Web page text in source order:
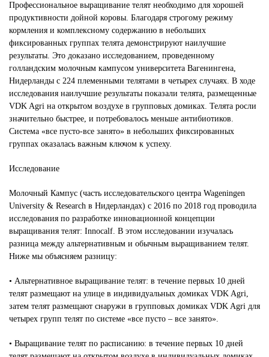
Профессиональное выращивание телят необходимо для хорошей
продуктивности дойной коровы. Благодаря строгому режиму
кормления и комплексному содержанию в небольших
фиксированных группах телята демонстрируют наилучшие
результаты. Это доказано исследованием, проведенному
голландским молочным кампусом университета Вагенингена,
Нидерланды с 224 племенными телятами в четырех случаях. В ходе
исследования наилучшие результаты показали телята, размещенные
VDK Agri на открытом воздухе в групповых домиках. Телята росли
значительно быстрее, и потребовалось меньше антибиотиков.
Система «все пусто-все занято» в небольших фиксированных
группах оказалась важным ключом к успеху.
Исследование
Молочный Кампус (часть исследовательского центра Wageningen
University & Research в Нидерландах) с 2016 по 2018 год проводила
исследования по разработке инновационной концепции
выращивания телят: Innocalf. В этом исследовании изучалась
разница между альтернативным и обычным выращиванием телят.
Ниже мы объясняем разницу:
• Альтернативное выращивание телят: в течение первых 10 дней
телят размещают на улице в индивидуальных домиках VDK Agri,
затем телят размещают снаружи в групповых домиках VDK Agri для
четырех групп телят по системе «все пусто – все занято».
• Выращивание телят по расписанию: в течение первых 10 дней